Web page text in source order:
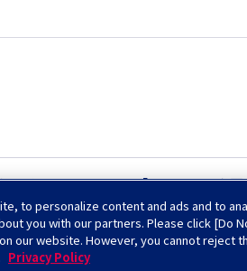
ージのコンソーシアム「JOINT3」に参画
サ
to personalize content and ads and to
you with our partners. Please click [Do
our website. However, you cannot reject
Privacy Policy